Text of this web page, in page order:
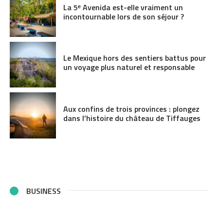
La 5ᵉ Avenida est-elle vraiment un
incontournable lors de son séjour ?
Le Mexique hors des sentiers battus pour
un voyage plus naturel et responsable
Aux confins de trois provinces : plongez
dans l’histoire du château de Tiffauges
BUSINESS